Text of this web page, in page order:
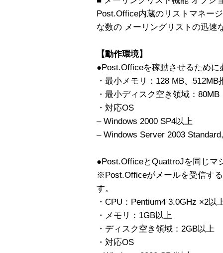
Post.Office内蔵のリストマネー
な数の メーリングリストの迅速
【動作環境】
●Post.Officeを稼動させるために
・最小メモリ：128 MB、512MB
・最小ディスク空き領域：80MB
・対応OS
– Windows 2000 SP4以上
– Windows Server 2003
●Post.OfficeとQuattroJを同じマ
※Post.Officeがメールを受信す
す。
・CPU：Pentium4 3.0GHz ×2以
・メモリ：1GB以上
・ディスク空き領域：2GB以上
・対応OS